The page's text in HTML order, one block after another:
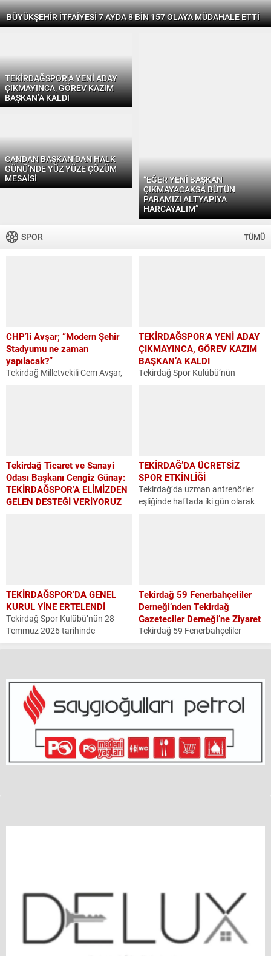
BÜYÜKŞEHİR İTFAİYESİ 7 AYDA 8 BİN 157 OLAYA MÜDAHALE ETTİ
“EĞER YENİ BAŞKAN
ÇIKMAYACAKSA BÜTÜN
PARAMIZI ALTYAPIYA
HARCAYALIM”
TEKİRDAĞSPOR’A YENİ ADAY
ÇIKMAYINCA, GÖREV KAZIM
BAŞKAN’A KALDI
CANDAN BAŞKAN’DAN HALK
GÜNÜ’NDE YÜZ YÜZE ÇÖZÜM
MESAİSİ
SPOR TÜMÜ
CHP’li Avşar; “Modern Şehir
Stadyumu ne zaman
yapılacak?”
Tekirdağ Milletvekili Cem Avşar,
TEKİRDAĞSPOR’A YENİ ADAY
ÇIKMAYINCA, GÖREV KAZIM
BAŞKAN’A KALDI
Tekirdağ Spor Kulübü’nün
Tekirdağ Ticaret ve Sanayi
Odası Başkanı Cengiz Günay:
TEKİRDAĞSPOR’A ELİMİZDEN
GELEN DESTEĞİ VERİYORUZ
belirterek mevcut yönetimin
devam...
TEKİRDAĞ’DA ÜCRETSİZ
SPOR ETKİNLİĞİ
Tekirdağ’da uzman antrenörler
eşliğinde haftada iki gün olarak
TEKİRDAĞSPOR’DA GENEL
KURUL YİNE ERTELENDİ
Tekirdağ Spor Kulübü’nün 28
Temmuz 2026 tarihinde
kararlaştırılan olağanüstü genel
yıllarda olduğu gibi tekrar ileri bir
tarihe ertelendi. ...
Tekirdağ 59 Fenerbahçeliler
Derneği’nden Tekirdağ
Gazeteciler Derneği’ne Ziyaret
Tekirdağ 59 Fenerbahçeliler
Derneği yönetim kurulu, “24
Tekirdağ Gazeteciler Derneği’ni
Fenerbahçeliler Derneği Denetim
Kurulu...